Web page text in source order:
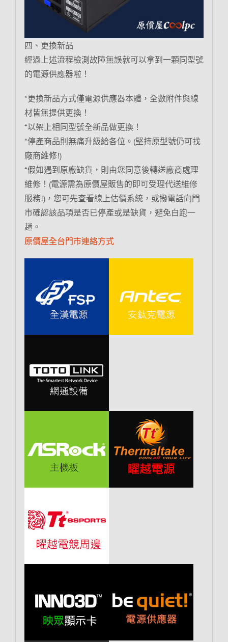
四、更換新品
經過上述流程檢測故障無誤就可以拿到一顆同型號
的電源供應器啦！
*更換新品方式僅電源供應器本體，全數附件與線
材皆無提供更換！
*以架上相同型號全新品做更換！
*停產商品則無痛升級給各位。(堅持原型號仍可找
廠商維修!)
*假如遇到原廠缺貨，則由您同意後轉送廠商處理
維修！(電源需為原價屋販售的即可受理代送維修
服務!)，您可先查看線上估價系統，或撥電話向門
市確認該品項是否已停產或是缺貨，避免白跑一
趟。
原價屋全台門市連絡方式